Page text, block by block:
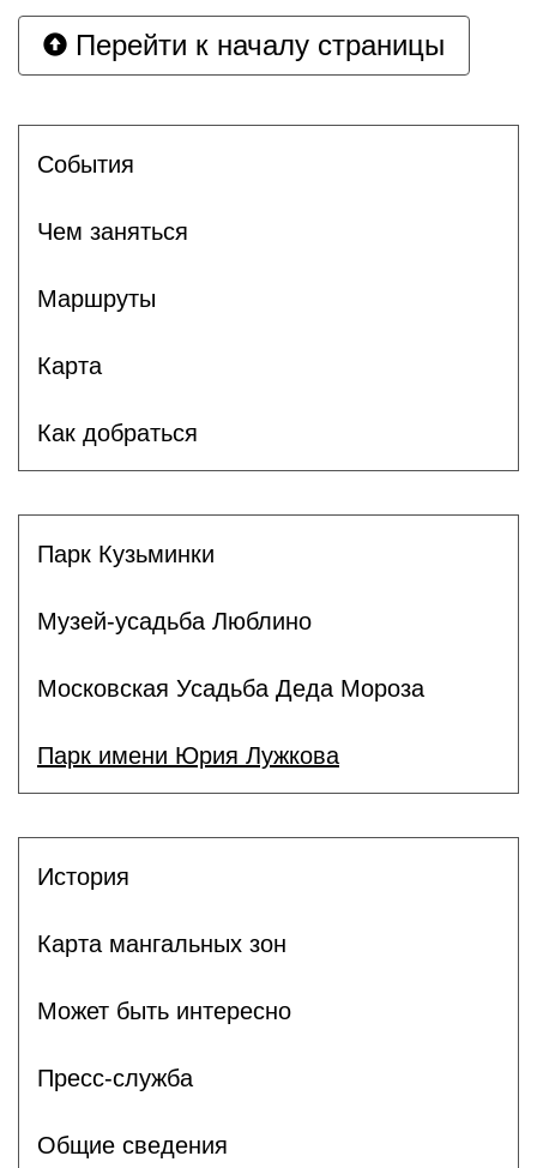
Перейти к началу страницы
Cобытия
Чем заняться
Маршруты
Карта
Как добраться
Парк Кузьминки
Музей-усадьба Люблино
Московская Усадьба Деда Мороза
Парк имени Юрия Лужкова
История
Карта мангальных зон
Может быть интересно
Пресс-служба
Общие сведения